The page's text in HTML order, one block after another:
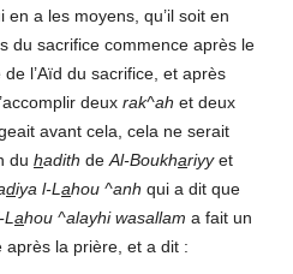
en a les moyens, qu’il soit en
du sacrifice commence après le
l’Aïd du sacrifice, et après
deux rak^ah et deux
avant cela, cela ne serait
du hadith de Al-Boukhariyyet
diya l-L ahou ^anh qui a dit que
ahou ^alayhiwasallam a fait un
après la prière, et a dit :